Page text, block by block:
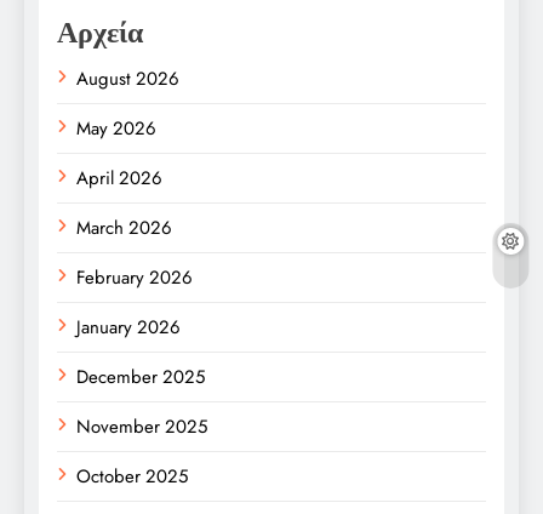
Αρχεία
August 2026
May 2026
April 2026
March 2026
February 2026
January 2026
December 2025
November 2025
October 2025